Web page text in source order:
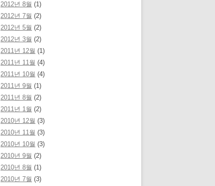
2012년 8월 (1)
2012년 7월 (2)
2012년 5월 (2)
2012년 3월 (2)
2011년 12월 (1)
2011년 11월 (4)
2011년 10월 (4)
2011년 9월 (1)
2011년 8월 (2)
2011년 1월 (2)
2010년 12월 (3)
2010년 11월 (3)
2010년 10월 (3)
2010년 9월 (2)
2010년 8월 (1)
2010년 7월 (3)